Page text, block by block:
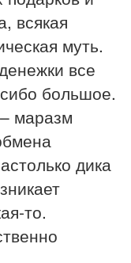
всякая
муть.
все
большое.
маразм
дика
то.